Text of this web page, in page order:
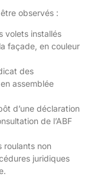
observés :
volets installés
façade, en couleur
des
assemblée
d’une déclaration
de l’ABF
roulants non
juridiques